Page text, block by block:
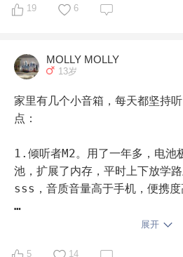
四，天猫精灵
己会让天猫精灵播放他想听的英
源提高孩子的兴趣吧
不好的地方就是不可控，宝贝经
五，Ipad
给他放儿歌，故事，有了上面所
19 6
MOLLY MOLLY
13岁
家里有几个小音箱，每天都坚持
点：
1.倾听者M2。用了一年多，电池
池，扩展了内存，平时上下放学
sss，音质音量高于手机，便携度
2.喜马拉雅出的小雅智能音箱。
展开
5 14